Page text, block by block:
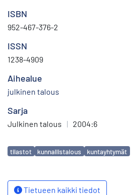
ISBN
952-467-376-2
ISSN
1238-4909
Aihealue
julkinen talous
Sarja
Julkinen talous | 2004:6
Avainsanat
tilastot kunnallistalous kuntayhtymät
Tietueen kaikki tiedot